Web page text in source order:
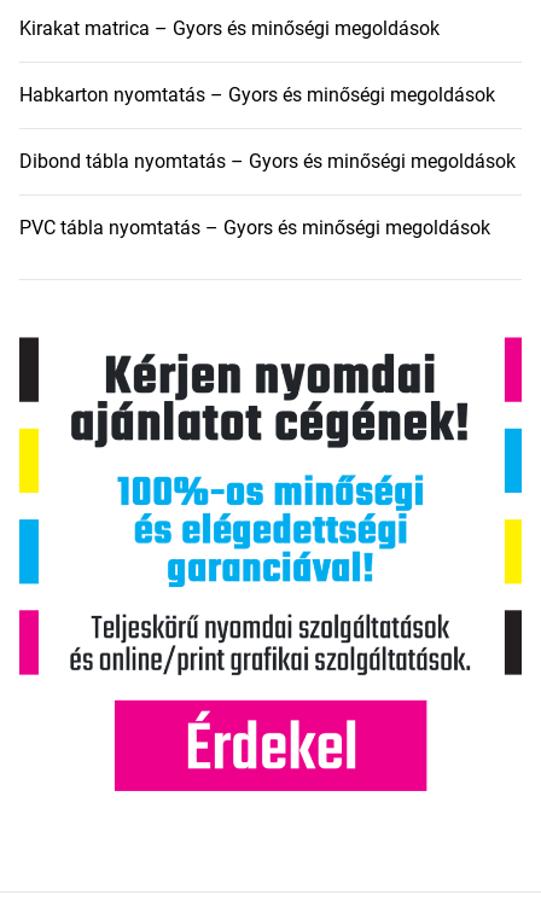
Kirakat matrica – Gyors és minőségi megoldások
Habkarton nyomtatás – Gyors és minőségi megoldások
Dibond tábla nyomtatás – Gyors és minőségi megoldások
PVC tábla nyomtatás – Gyors és minőségi megoldások